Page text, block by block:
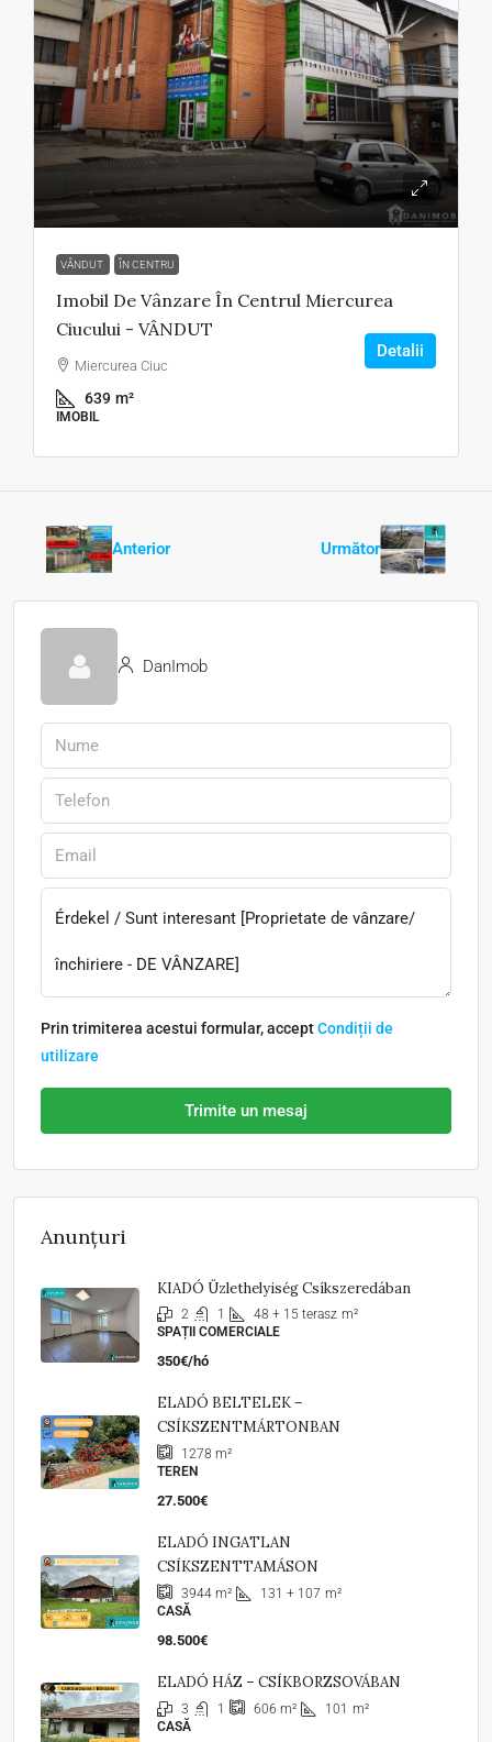
VÂNDUT ÎN CENTRU
Imobil De Vânzare În Centrul Miercurea
Ciucului - VÂNDUT
Miercurea Ciuc
639 m²
IMOBIL
Detalii
Anterior Următor
DanImob
Prin trimiterea acestui formular, acceptCondiții de
utilizare
Trimite un mesaj
Anunțuri
KIADÓ Üzlethelyiség Csíkszeredában
2 1 48 + 15 terasz m²
SPAȚII COMERCIALE
350€/hó
ELADÓ BELTELEK –
CSÍKSZENTMÁRTONBAN
1278 m²
TEREN
27.500€
ELADÓ INGATLAN
CSÍKSZENTTAMÁSON
3944 m² 131 + 107 m²
CASĂ
98.500€
ELADÓ HÁZ – CSÍKBORZSOVÁBAN
3 1 606 m² 101 m²
CASĂ